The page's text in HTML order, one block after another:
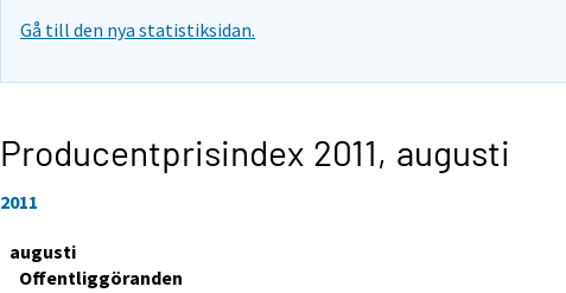
Gå till den nya statistiksidan.
Producentprisindex 2011, augusti
2011
augusti
Offentliggöranden